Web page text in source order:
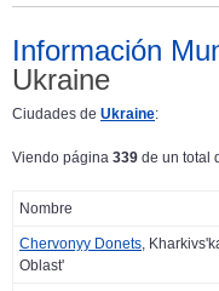
Información
Ukraine
Ciudades de Ukraine:
Viendo página 339 de un total
Nombre
Chervonyy Donets,
Oblast'